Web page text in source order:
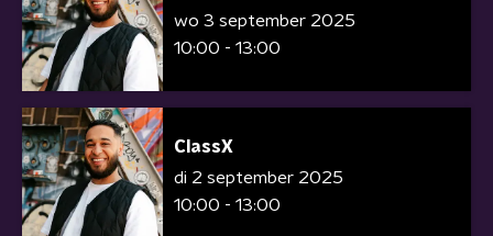
wo 3 september 2025
10:00 - 13:00
ClassX
di 2 september 2025
10:00 - 13:00